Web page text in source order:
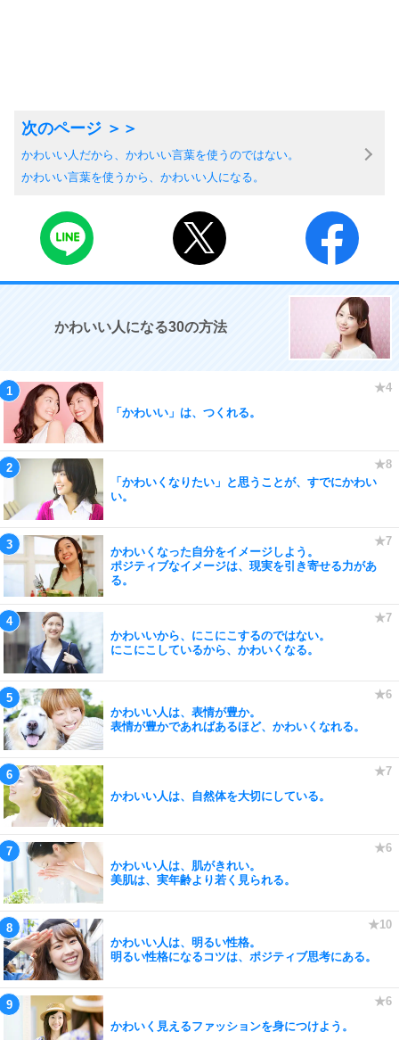
かわいい人だから、かわいい言葉を使うのではない。
かわいい言葉を使うから、かわいい人になる。
かわいい人になる30の方法
「かわいい」は、つくれる。
「かわいくなりたい」と思うことが、すでにかわい
い。
かわいくなった自分をイメージしよう。
ポジティブなイメージは、現実を引き寄せる力があ
る。
かわいいから、にこにこするのではない。
にこにこしているから、かわいくなる。
かわいい人は、表情が豊か。
表情が豊かであればあるほど、かわいくなれる。
かわいい人は、自然体を大切にしている。
かわいい人は、肌がきれい。
美肌は、実年齢より若く見られる。
かわいい人は、明るい性格。
明るい性格になるコツは、ポジティブ思考にある。
かわいく見えるファッションを身につけよう。